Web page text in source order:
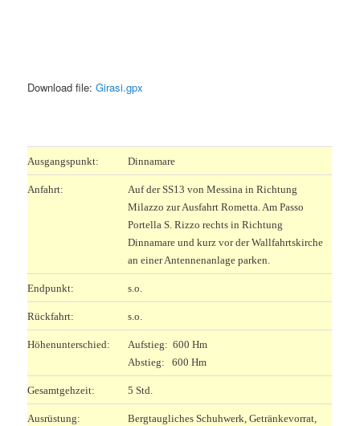
Download file:Girasi.gpx
Ausgangspunkt: Dinnamare
Anfahrt:
Auf der SS13 von Messina in Richtung
Milazzo zur Ausfahrt Rometta. Am Passo
Portella S. Rizzo rechts in Richtung
Dinnamare und kurz vor der Wallfahrtskirche
an einer Antennenanlage parken.
Endpunkt: s.o.
Rückfahrt: s.o.
Höhenunterschied:
Aufstieg: 600 Hm
Abstieg: 600 Hm
Gesamtgehzeit: 5 Std.
Ausrüstung:
Bergtaugliches Schuhwerk, Getränkevorrat,